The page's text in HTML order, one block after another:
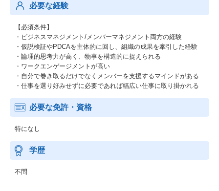
必要な経験
【必須条件】
・ビジネスマネジメント/メンバーマネジメント両方の経験
・仮説検証やPDCAを主体的に回し、組織の成果を牽引した経験
・論理的思考力が高く、物事を構造的に捉えられる
・ワークエンゲージメントが高い
・自分で巻き取るだけでなくメンバーを支援するマインドがある
・仕事を選り好みせずに必要であれば幅広い仕事に取り掛かれる
必要な免許・資格
特になし
学歴
不問